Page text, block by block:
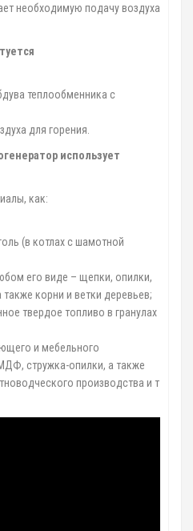
необходимую подачу воздуха
теплообменника с
для горения.
использует
как:
(в котлах с шамотной
его виде – щепки, опилки,
корни и ветки деревьев;
твердое топливо в гранулах
и мебельного
стружка-опилки, а также
производства и т